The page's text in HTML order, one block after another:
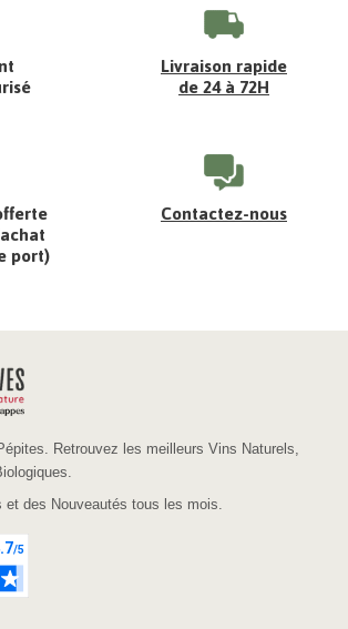
Livraison rapide
de 24 à 72H
port)
Contactez-nous
Retrouvez les meilleurs Vins Naturels,
et des Nouveautés tous les mois.